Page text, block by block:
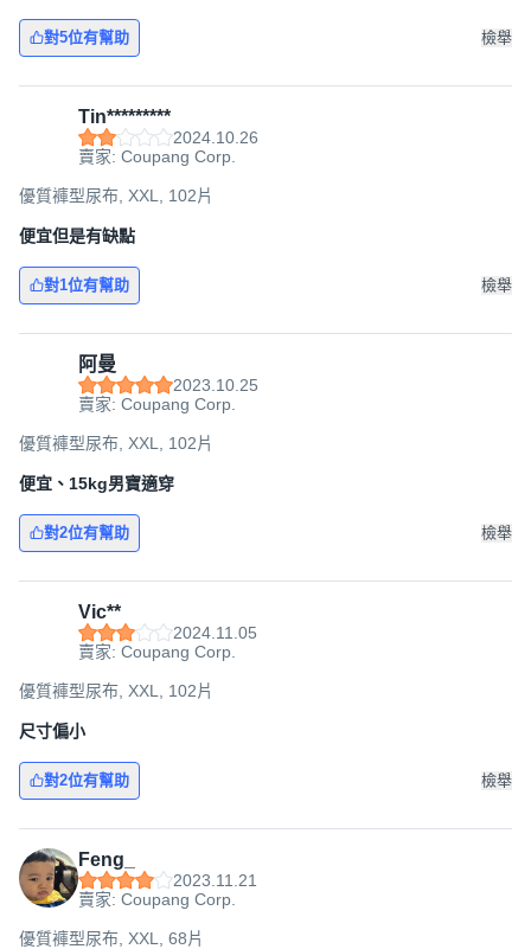
對5位有幫助 檢舉
Tin*********
2024.10.26
賣家: Coupang Corp.
優質褲型尿布, XXL, 102片
便宜但是有缺點
對1位有幫助 檢舉
阿曼
2023.10.25
賣家: Coupang Corp.
優質褲型尿布, XXL, 102片
便宜、15kg男寶適穿
對2位有幫助 檢舉
Vic**
2024.11.05
賣家: Coupang Corp.
優質褲型尿布, XXL, 102片
尺寸偏小
對2位有幫助 檢舉
Feng_
2023.11.21
賣家: Coupang Corp.
優質褲型尿布, XXL, 68片